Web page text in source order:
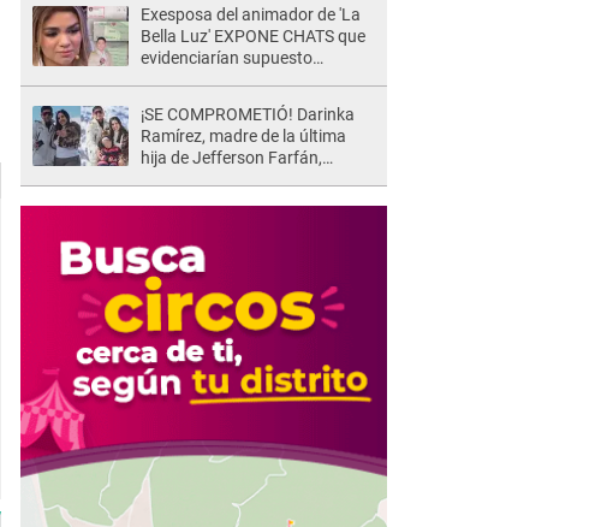
Exesposa del animador de 'La
Bella Luz' EXPONE CHATS que
evidenciarían supuesto
Saldaña, pese a tener pareja
¡SE COMPROMETIÓ! Darinka
Ramírez, madre de la última
hija de Jefferson Farfán,